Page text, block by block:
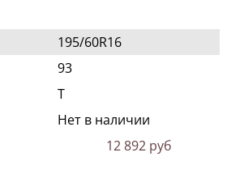
195/60R16
93
T
Нет в наличии
12 892 руб